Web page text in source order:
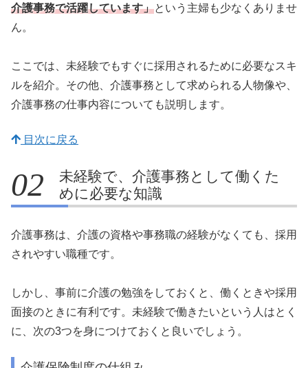
介護事務で活躍しています」という主婦も少なくありませ
ん。
ここでは、未経験でもすぐに採用されるために必要なスキ
ルを紹介。その他、介護事務として求められる人物像や、
介護事務の仕事内容についても説明します。
目次に戻る
未経験で、介護事務として働くた
めに必要な知識
介護事務は、介護の資格や事務職の経験がなくても、採用
されやすい職種です。
しかし、事前に介護の勉強をしておくと、働くときや採用
面接のときに有利です。未経験で働きたいという人はとく
に、次の3つを身につけておくと良いでしょう。